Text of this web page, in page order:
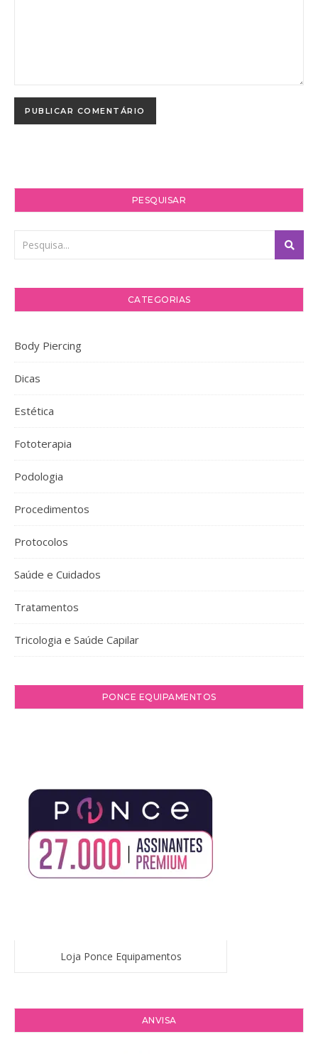
PESQUISAR
CATEGORIAS
Body Piercing
Dicas
Estética
Fototerapia
Podologia
Procedimentos
Protocolos
Saúde e Cuidados
Tratamentos
Tricologia e Saúde Capilar
PONCE EQUIPAMENTOS
Loja Ponce Equipamentos
ANVISA